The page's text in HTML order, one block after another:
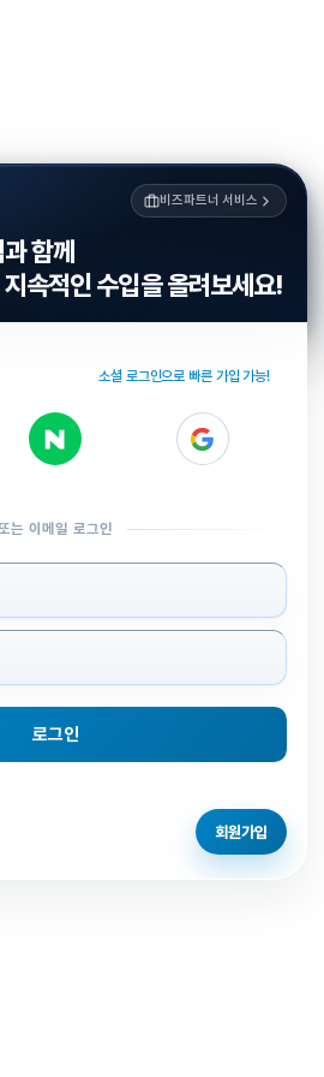
비즈파트너 서비스
함께
속적인 수입을 올려보세요!
소셜 로그인으로 빠른 가입 가능!
는 이메일 로그인
로그인
회원가입